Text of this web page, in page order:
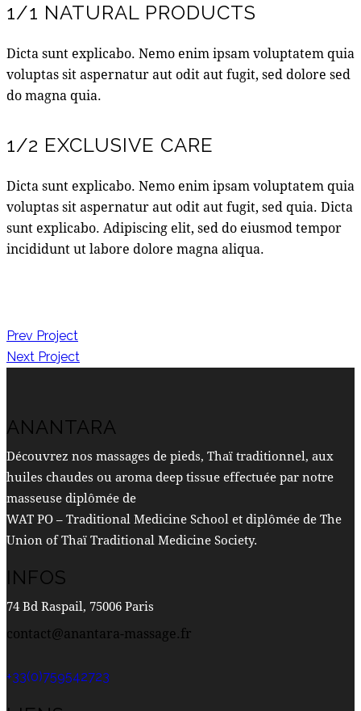
1/1 NATURAL PRODUCTS
Dicta sunt explicabo. Nemo enim ipsam voluptatem quia
voluptas sit aspernatur aut odit aut fugit, sed dolore sed
do magna quia.
1/2 EXCLUSIVE CARE
Dicta sunt explicabo. Nemo enim ipsam voluptatem quia
voluptas sit aspernatur aut odit aut fugit, sed quia. Dicta
sunt explicabo. Adipiscing elit, sed do eiusmod tempor
incididunt ut labore dolore magna aliqua.
NAVIGATION
DE
L’ARTICLE
Prev Project
Next Project
ANANTARA
Découvrez nos massages de pieds, Thaï traditionnel, aux
huiles chaudes ou aroma deep tissue effectuée par notre
masseuse diplômée de
WAT PO – Traditional Medicine School et diplômée de The
Union of Thaï Traditional Medicine Society.
INFOS
74 Bd Raspail, 75006 Paris
contact@anantara-massage.fr
+33(0)759542723